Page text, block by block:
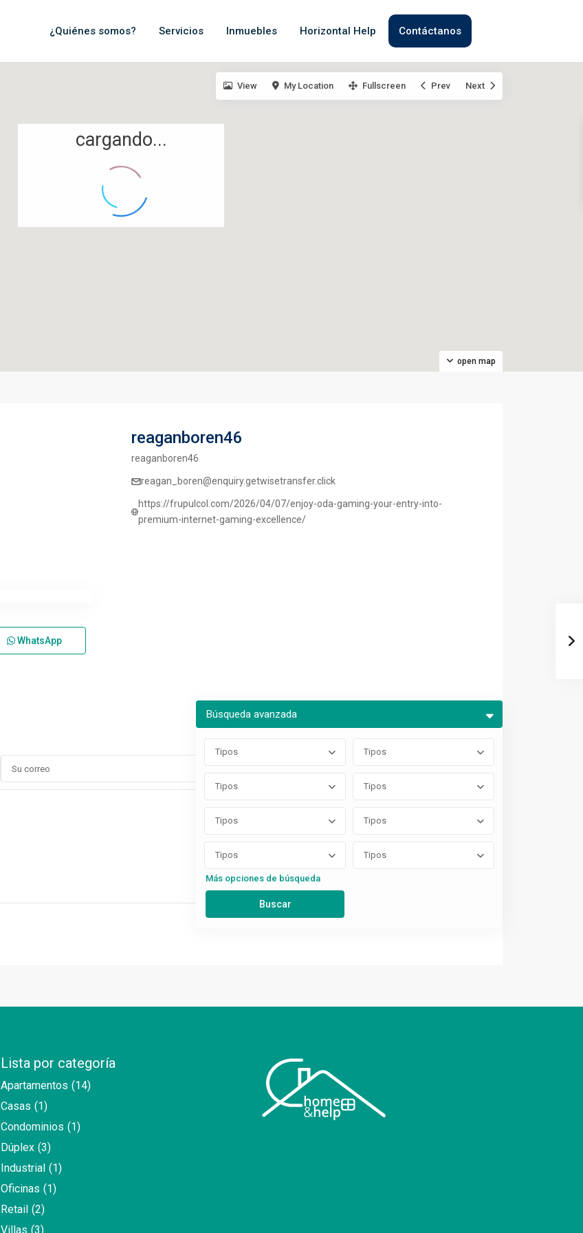
¿Quiénes somos? Servicios Inmuebles Horizontal Help Contáctanos
cargando...
open map
View My Location Fullscreen Prev Next
Búsqueda avanzada
Tipos Tipos
Tipos Tipos
Tipos Tipos
Tipos Tipos
Más opciones de búsqueda
reaganboren46
reaganboren46
reagan_boren@enquiry.getwisetransfer.click
https://frupulcol.com/2026/04/07/enjoy-oda-gaming-your-entry-into-
premium-internet-gaming-excellence/
WhatsApp
Lista por categoría
Apartamentos (14)
Casas (1)
Condominios (1)
Dúplex (3)
Industrial (1)
Oficinas (1)
Retail (2)
Villas (3)